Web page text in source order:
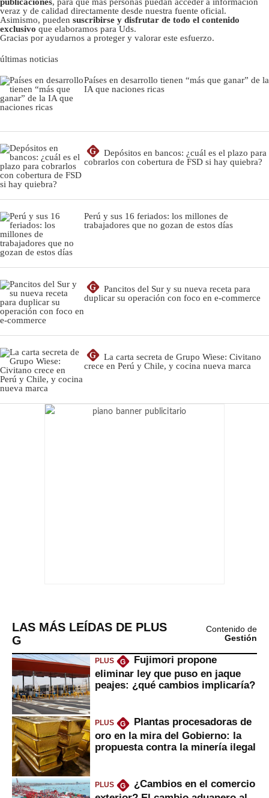
veraz y de calidad directamente desde nuestra fuente oficial.
Asimismo, pueden suscribirse y disfrutar de todo el contenido
exclusivo que elaboramos para Uds.
Gracias por ayudarnos a proteger y valorar este esfuerzo.
últimas noticias
Países en desarrollo tienen “más que ganar” de la
IA que naciones ricas
G
Depósitos en bancos: ¿cuál es el plazo para
cobrarlos con cobertura de FSD si hay quiebra?
Perú y sus 16 feriados: los millones de
trabajadores que no gozan de estos días
G
Pancitos del Sur y su nueva receta para
duplicar su operación con foco en e-commerce
G
La carta secreta de Grupo Wiese: Civitano
crece en Perú y Chile, y cocina nueva marca
LAS MÁS LEÍDAS DE PLUS
G
Contenido de
Gestión
PLUS G
Fujimori propone
eliminar ley que puso en jaque
peajes: ¿qué cambios implicaría?
PLUS G
Plantas procesadoras de
oro en la mira del Gobierno: la
propuesta contra la minería ilegal
PLUS G
¿Cambios en el comercio